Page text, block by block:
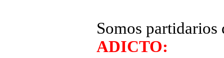
Somos
ADICTO: